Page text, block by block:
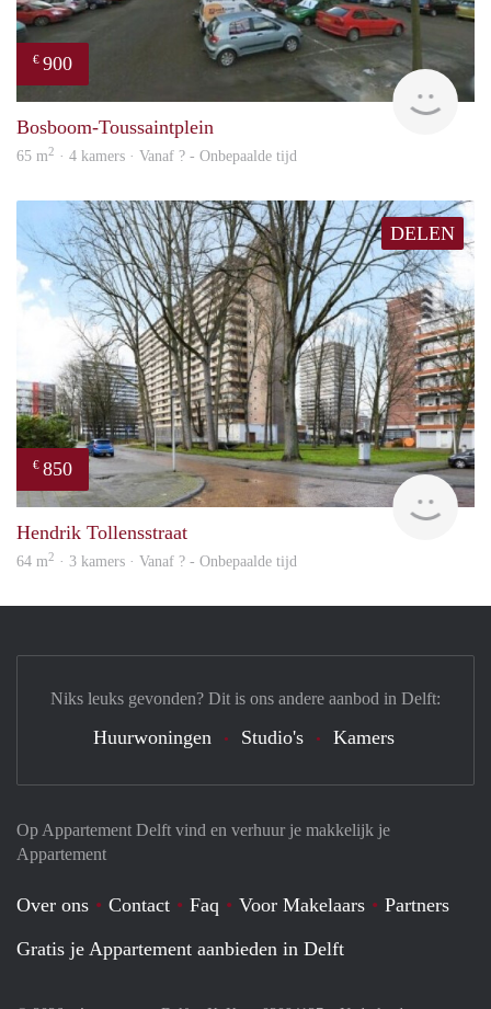
€ 900
Bosboom-Toussaintplein
65 m2 · 4 kamers · Vanaf ? - Onbepaalde tijd
DELEN
€ 850
Hendrik Tollensstraat
64 m2 · 3 kamers · Vanaf ? - Onbepaalde tijd
Op Appartement Delft vind en verhuur je makkelijk je
Appartement
Over ons Contact Faq Voor Makelaars
Partners
Gratis je Appartement aanbieden in Delft
Niks leuks gevonden? Dit is ons andere aanbod in Delft:
Huurwoningen Studio's Kamers